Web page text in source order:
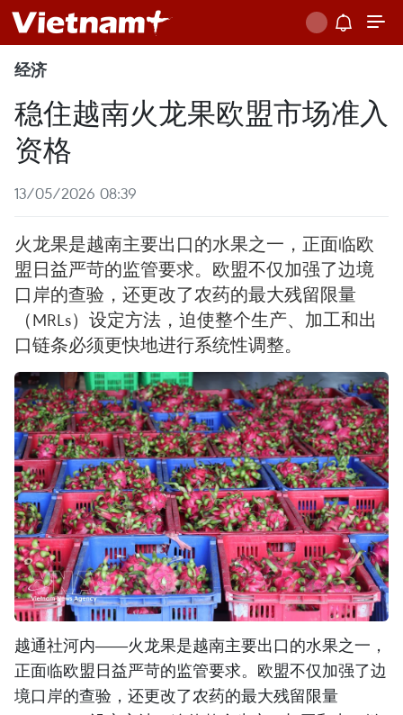
经济
稳住越南火龙果欧盟市场准入
资格
13/05/2026 08:39
火龙果是越南主要出口的水果之一，正面临欧
盟日益严苛的监管要求。欧盟不仅加强了边境
口岸的查验，还更改了农药的最大残留限量
（MRLs）设定方法，迫使整个生产、加工和出
口链条必须更快地进行系统性调整。
越通社河内——火龙果是越南主要出口的水果之一，
正面临欧盟日益严苛的监管要求。欧盟不仅加强了边
境口岸的查验，还更改了农药的最大残留限量